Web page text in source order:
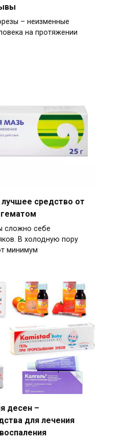
– неизменные
на протяжении
лучшее средство от
сложно себе
В холодную пору
минимум
десен –
для лечения